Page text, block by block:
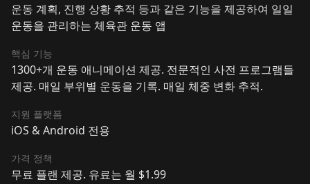
운동 계획, 진행 상황 추적 등과 같은 기능을 제공하여 일일
운동을 관리하는 체육관 운동 앱
핵심 기능
1300+개 운동 애니메이션 제공. 전문적인 사전 프로그램들
제공. 매일 부위별 운동을 기록. 매일 체중 변화 추적.
지원 플랫폼
iOS & Android 전용
가격 정책
무료 플랜 제공. 유료는 월 $1.99